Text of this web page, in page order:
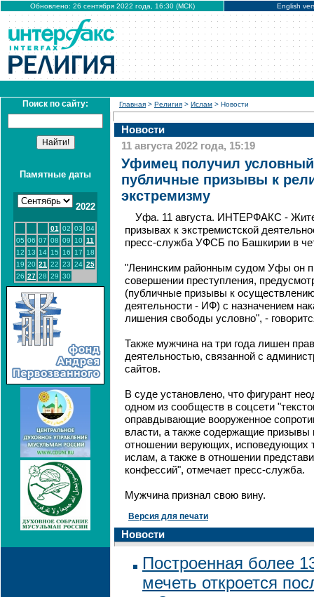
Обновлено: 26 сентября 2022 года, 16:30 (МСК) English
Поиск по сайту:
Памятные даты
2022
01 02 03 04
05 06 07 08 09 10 11
12 13 14 15 16 17
18
19 20 21 22 23 24 25
26 27 28 29 30
Главная > Религия > Ислам > Новости
Новости
11 августа 2022 года, 15:19
Уфимец получил условный
публичные призывы к
экстремизму
Уфа. 11 августа. ИНТЕРФАКС -
призывах к экстремистской
пресс-служба УФСБ по Башкирии в
"Ленинским районным судом Уфы он
совершении преступления,
(публичные призывы к
деятельности - ИФ) с назначением
лишения свободы условно", -
Также мужчина на три года лишен
деятельностью, связанной с
сайтов.
В суде установлено, что фигурант
одном из сообществ в соцсети
оправдывающие вооруженное
власти, а также содержащие
отношении верующих, исповедующих
ислам, а также в отношении
конфессий", отмечает пресс-служба.
Мужчина признал свою вину.
Версия для печати
Новости
Построенная более
мечеть откроется